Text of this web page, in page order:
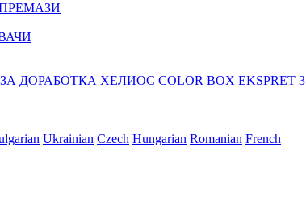
ДОРАБОТКА ХЕЛИОС COLOR BOX EKSPRET 3
Ukrainian Czech Hungarian Romanian French